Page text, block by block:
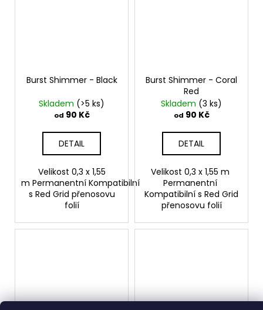
Burst Shimmer - Black
Skladem (>5 ks)
od 90 Kč
DETAIL
Velikost 0,3 x 1,55
m Permanentní Kompatibilní
s Red Grid přenosovu
folií
Burst Shimmer - Coral
Red
Skladem (3 ks)
od 90 Kč
DETAIL
Velikost 0,3 x 1,55 m
Permanentní
Kompatibilní s Red Grid
přenosovu folií